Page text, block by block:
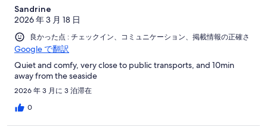
Sandrine
2026 年 3 月 18 日
良かった点 : チェックイン、コミュニケーション、掲載情報の正確さ
Google で翻訳
Quiet and comfy, very close to public transports, and 10min
away from the seaside
2026 年 3 月に 3 泊滞在
0